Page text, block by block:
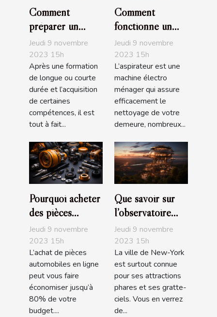
Comment
préparer un
entretien
d’embauche ?
Jeudi 9 novembre
2023 15h
Après une formation
de longue ou courte
durée et l’acquisition
de certaines
compétences, il est
tout à fait...
Comment
fonctionne un
aspirateur ?
Jeudi 9 novembre
2023 15h
L’aspirateur est une
machine électro
ménager qui assure
efficacement le
nettoyage de votre
demeure, nombreux...
Pourquoi acheter
des pièces
automobiles en
ligne ?
Jeudi 9 novembre
2023 15h
L’achat de pièces
automobiles en ligne
peut vous faire
économiser jusqu’à
80% de votre
budget....
Que savoir sur
l’observatoire
The Edge de
NYC ?
Jeudi 9 novembre
2023 15h
La ville de New-York
est surtout connue
pour ses attractions
phares et ses gratte-
ciels. Vous en verrez
de...